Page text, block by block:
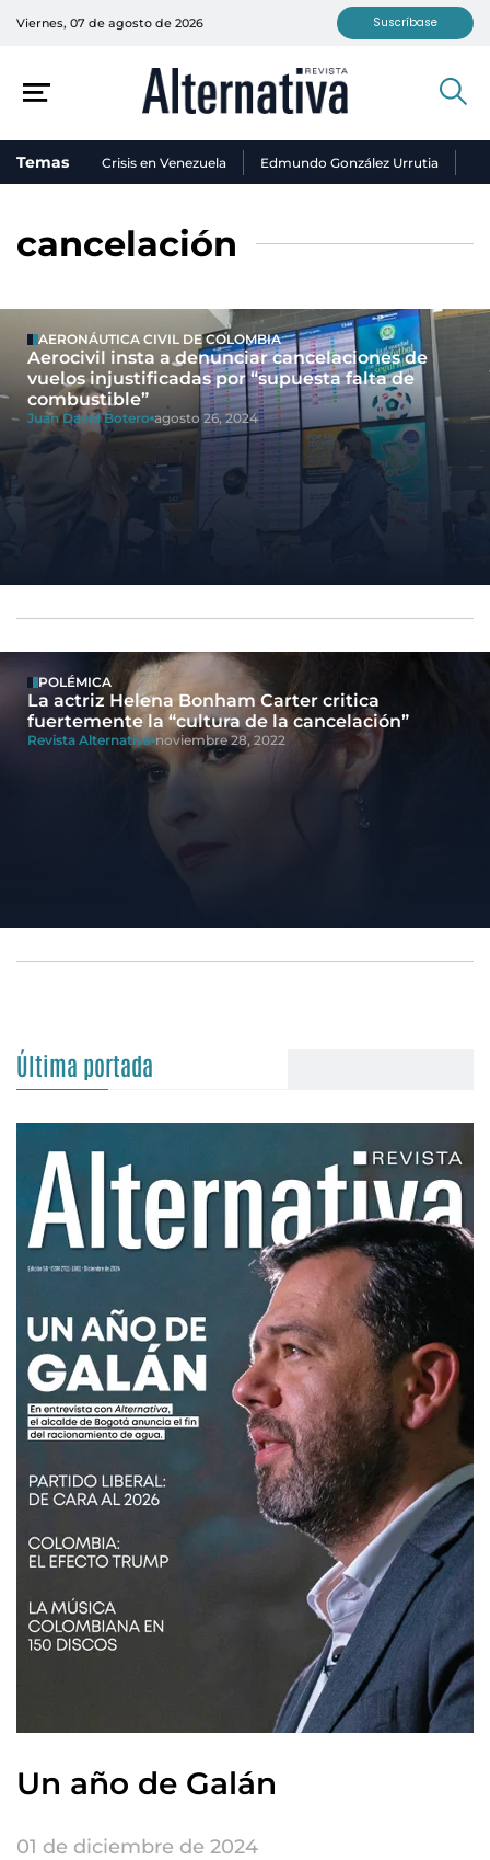
Viernes, 07 de agosto de 2026 Suscríbase
Temas Crisis en Venezuela Edmundo González Urrutia
cancelación
AERONÁUTICA CIVIL DE COLOMBIA
Aerocivil insta a denunciar cancelaciones de
vuelos injustificadas por “supuesta falta de
combustible”
Juan David Botero agosto 26, 2024
POLÉMICA
La actriz Helena Bonham Carter critica
fuertemente la “cultura de la cancelación”
Revista Alternativa noviembre 28, 2022
Última portada
Un año de Galán
01 de diciembre de 2024